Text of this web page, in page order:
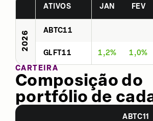
ATIVOS JAN FEV
2026 ABTC11
GLFT11 1,2% 1,0%
CARTEIRA
Composição do
portfólio de
ABTC11